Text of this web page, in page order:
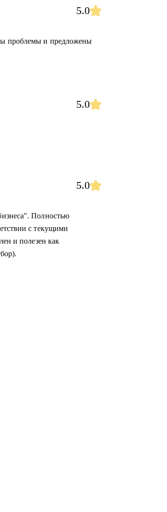
5.0
проблемы и предложены
5.0
5.0
Полностью
с текущими
и полезен как